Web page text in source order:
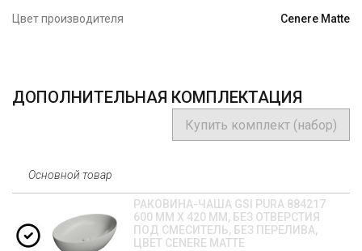
Цвет производителя Cenere Matte
ДОПОЛНИТЕЛЬНАЯ КОМПЛЕКТАЦИЯ
Купить комплект (набор)
Основной товар
РАКОВИНА-ЧАША GSI PURA 884217
600 ММ Х 420 ММ, БЕЗ ОТВЕРСТИЯ
ПОД СМЕСИТЕЛЬ, БЕЗ ПЕРЕЛИВА,
ЦВЕТ CENERE MATTE